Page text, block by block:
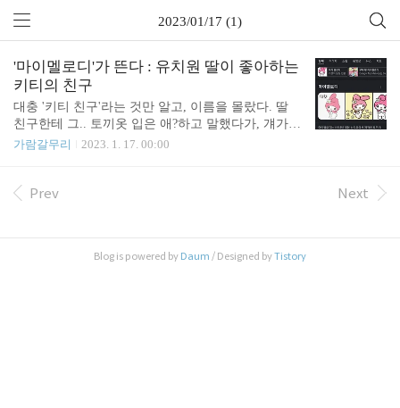
2023/01/17 (1)
'마이멜로디'가 뜬다 : 유치원 딸이 좋아하는
키티의 친구
대충 '키티 친구'라는 것만 알고, 이름을 몰랐다. 딸
친구한테 그.. 토끼옷 입은 애?하고 말했다가, 걔가
승질을 확 냈다. "토끼 아니고, 마이멜로디거든요."
elody. 뭔 이름이 그래. 요즘 자주 보이는 캐릭터다.
가람갈무리 2023. 1. 17. 00:00
Prev Next
Blog is powered by Daum / Designed byTistory